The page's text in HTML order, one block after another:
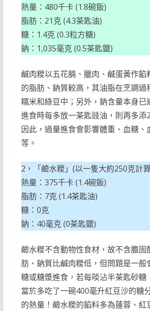
熱量：480千卡 (1.8碗飯)
脂肪：21克 (4.3茶匙油)
糖：1.4克 (0.3粒方糖)
鈉：1,035毫克 (0.5茶匙鹽)
鹹肉糉以五花腩、臘肉、鹹蛋黃作餡
的脂肪、鈉質較高，其油脂在烹調過
糯米和綠豆中；另外，鈉含量本身已
進食時每多放一茶匙豉油，則再多添
因此，過量進食會影響體重、血糖、
等。
2，「鹼水糉」(以一隻大約250克計算
熱量：375千卡 (1.4碗飯)
脂肪：7克 (1.4茶匙油)
糖：0克
鈉：40毫克 (0茶匙鹽)
鹼水糉不含動物性食材，故不含膽固
肪、鈉質比鹹肉糉低，但問題是一般
糖或糖漿進食，若每啖沾半茶匙砂糖
當於多吃了一碗400毫升紅豆沙的糖
的熱量！鹼水糉的餡料多為蓮蓉、紅